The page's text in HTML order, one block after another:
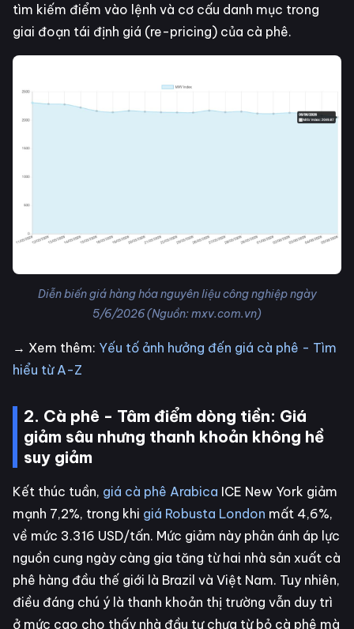
tìm kiếm điểm vào lệnh và cơ cấu danh mục trong
giai đoạn tái định giá (re-pricing) của cà phê.
Diễn biến giá hàng hóa nguyên liệu công nghiệp ngày
5/6/2026 (Nguồn: mxv.com.vn)
→ Xem thêm: Yếu tố ảnh hưởng đến giá cà phê - Tìm
hiểu từ A-Z
2. Cà phê - Tâm điểm dòng tiền: Giá
giảm sâu nhưng thanh khoản không hề
suy giảm
Kết thúc tuần, giá cà phê Arabica ICE New York giảm
mạnh 7,2%, trong khi giá Robusta London mất 4,6%,
về mức 3.316 USD/tấn. Mức giảm này phản ánh áp lực
nguồn cung ngày càng gia tăng từ hai nhà sản xuất cà
phê hàng đầu thế giới là Brazil và Việt Nam. Tuy nhiên,
điều đáng chú ý là thanh khoản thị trường vẫn duy trì
ở mức cao cho thấy nhà đầu tư chưa từ bỏ cà phê mà